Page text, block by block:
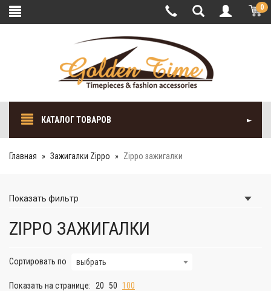
0
КАТАЛОГ ТОВАРОВ
Главная Зажигалки Zippo Zippo зажигалки
Показать фильтр
ZIPPO ЗАЖИГАЛКИ
Сортировать по выбрать
Показать на странице: 20 50 100